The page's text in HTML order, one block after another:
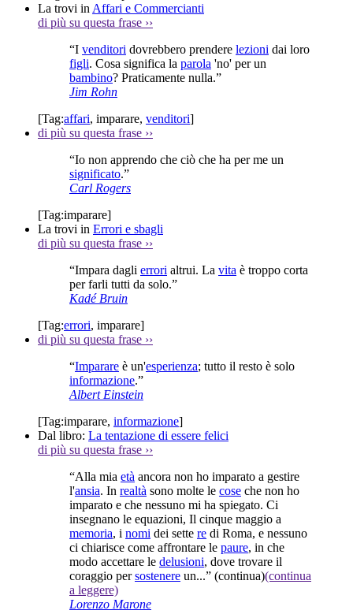
La trovi in Affari e Commercianti
di più su questa frase ››
“I venditori dovrebbero prendere lezioni dai loro
figli. Cosa significa la parola 'no' per un
bambino? Praticamente nulla.”
Jim Rohn
[Tag:affari, imparare, venditori]
di più su questa frase ››
“Io non apprendo che ciò che ha per me un
significato.”
Carl Rogers
[Tag:imparare]
La trovi in Errori e sbagli
di più su questa frase ››
“Impara dagli errori altrui. La vita è troppo corta
per farli tutti da solo.”
Kadé Bruin
[Tag:errori, imparare]
di più su questa frase ››
“Imparare è un'esperienza; tutto il resto è solo
informazione.”
Albert Einstein
[Tag:imparare, informazione]
Dal libro: La tentazione di essere felici
di più su questa frase ››
“Alla mia età ancora non ho imparato a gestire
l'ansia. In realtà sono molte le cose che non ho
imparato e che nessuno mi ha spiegato. Ci
insegnano le equazioni, Il cinque maggio a
memoria, i nomi dei sette re di Roma, e nessuno
ci chiarisce come affrontare le paure, in che
modo accettare le delusioni, dove trovare il
coraggio persostenere un...” (continua)(continua
a leggere)
Lorenzo Marone